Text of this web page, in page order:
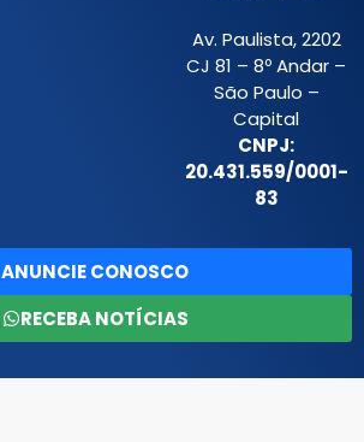
Av. Paulista, 2202
CJ 81 – 8º Andar –
São Paulo –
Capital
CNPJ:
20.431.559/0001-
83
ANUNCIE CONOSCO
RECEBA NOTÍCIAS